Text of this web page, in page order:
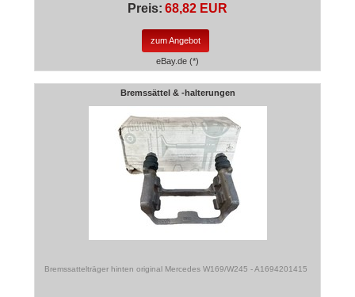
Preis: 68,82 EUR
zum Angebot
eBay.de (*)
Bremssättel & -halterungen
Bremssattelträger hinten original Mercedes W169/W245 - A1694201415